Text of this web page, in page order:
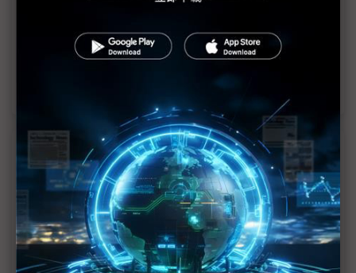
鴻海攜日本電產加足馬力 切入全球主流車鏈
近７天熱門報導
MLCC訂單過熱、出貨比創高 村田示警全球AI基
建熱潮將趨緩
2027全年記憶體產能提前售罄 買家「祕而不
宣」只怕買不夠